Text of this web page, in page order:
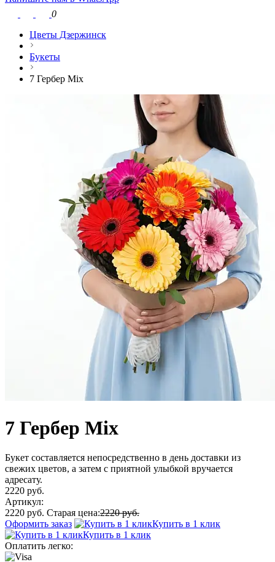
0
Цветы Дзержинск
Букеты
7 Гербер Mix
7 Гербер Mix
Букет составляется непосредственно в день доставки из
свежих цветов, а затем с приятной улыбкой вручается
адресату.
2220 руб.
Артикул:
2220 руб. Старая цена:2220 руб.
Оформить заказ
Купить в 1 клик
Купить в 1 клик
Оплатить легко: